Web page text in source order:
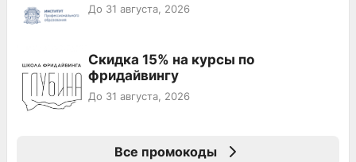
До 31 августа, 2026
Скидка 15% на курсы по
фридайвингу
До 31 августа, 2026
Все промокоды